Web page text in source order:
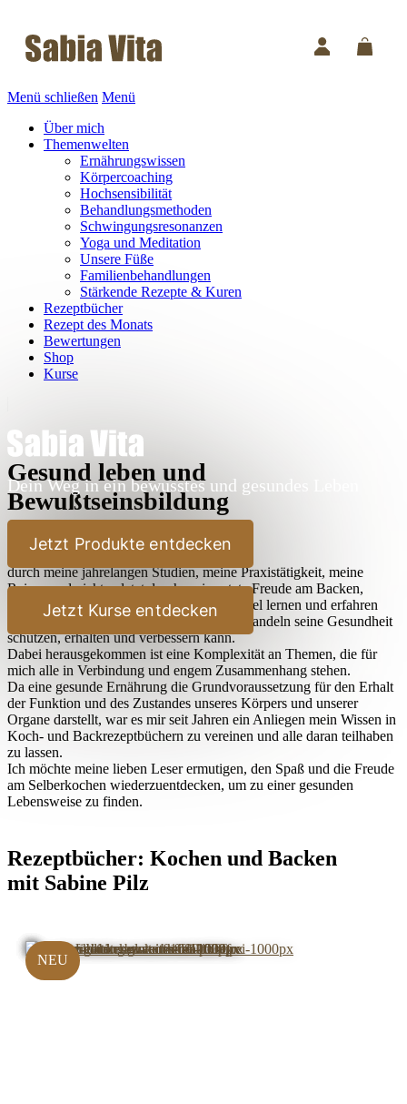
Menü schließen Menü
Über mich
Themenwelten
Ernährungswissen
Körpercoaching
Hochsensibilität
Behandlungsmethoden
Schwingungsresonanzen
Yoga und Meditation
Unsere Füße
Familienbehandlungen
Stärkende Rezepte & Kuren
Rezeptbücher
Rezept des Monats
Bewertungen
Shop
Kurse
Dein Weg in ein bewusstes und gesundes Leben
Jetzt Produkte entdecken
Jetzt Kurse entdecken
Gesund leben und
Bewußtseinsbildung
Lieber Leser,
durch meine jahrelangen Studien, meine Praxistätigkeit, meine
Reisen und nicht zuletzt durch meine stete Freude am Backen,
Kochen und Ausprobieren habe ich sehr viel lernen und erfahren
dürfen, wie der Mensch durch bewußtes Handeln seine Gesundheit
schützen, erhalten und verbessern kann.
Dabei herausgekommen ist eine Komplexität an Themen, die für
mich alle in Verbindung und engem Zusammenhang stehen.
Da eine gesunde Ernährung die Grundvoraussetzung für den Erhalt
der Funktion und des Zustandes unseres Körpers und unserer
Organe darstellt, war es mir seit Jahren ein Anliegen mein Wissen in
Koch- und Backrezeptbüchern zu vereinen und alle daran teilhaben
zu lassen.
Ich möchte meine lieben Leser ermutigen, den Spaß und die Freude
am Selberkochen wiederzuentdecken, um zu einer gesunden
Lebensweise zu finden.
Rezeptbücher: Kochen und Backen
mit Sabine Pilz
NEU